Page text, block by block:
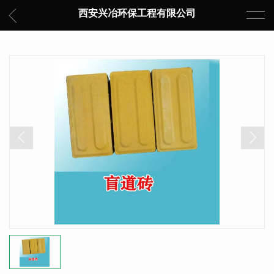
西安兴冶环保工程有限公司